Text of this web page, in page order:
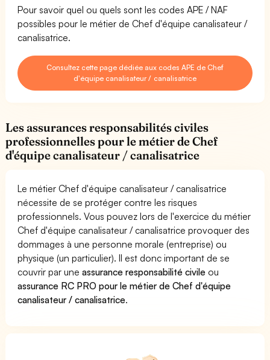
Pour savoir quel ou quels sont les codes APE / NAF
possibles pour le métier de Chef d'équipe canalisateur /
canalisatrice.
Consultez cette page dédiée aux codes APE de Chef
d'équipe canalisateur / canalisatrice
Les assurances responsabilités civiles
professionnelles pour le métier de Chef
d'équipe canalisateur / canalisatrice
Le métier Chef d'équipe canalisateur / canalisatrice
nécessite de se protéger contre les risques
professionnels. Vous pouvez lors de l'exercice du métier
Chef d'équipe canalisateur / canalisatrice provoquer des
dommages à une personne morale (entreprise) ou
physique (un particulier). Il est donc important de se
couvrir par uneassurance responsabilité civile ou
assurance RC PRO pour le métier de Chef d'équipe
canalisateur / canalisatrice.